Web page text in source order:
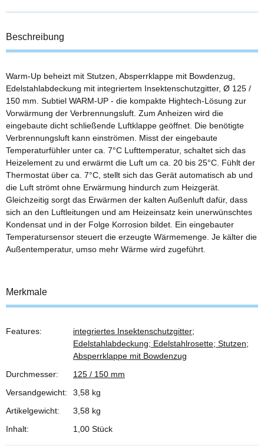
Beschreibung
Warm-Up beheizt mit Stutzen, Absperrklappe mit Bowdenzug,
Edelstahlabdeckung mit integriertem Insektenschutzgitter, Ø 125 /
150 mm. Subtiel WARM-UP - die kompakte Hightech-Lösung zur
Vorwärmung der Verbrennungsluft. Zum Anheizen wird die
eingebaute dicht schließende Luftklappe geöffnet. Die benötigte
Verbrennungsluft kann einströmen. Misst der eingebaute
Temperaturfühler unter ca. 7°C Lufttemperatur, schaltet sich das
Heizelement zu und erwärmt die Luft um ca. 20 bis 25°C. Fühlt der
Thermostat über ca. 7°C, stellt sich das Gerät automatisch ab und
die Luft strömt ohne Erwärmung hindurch zum Heizgerät.
Gleichzeitig sorgt das Erwärmen der kalten Außenluft dafür, dass
sich an den Luftleitungen und am Heizeinsatz kein unerwünschtes
Kondensat und in der Folge Korrosion bildet. Ein eingebauter
Temperatursensor steuert die erzeugte Wärmemenge. Je kälter die
Außentemperatur, umso mehr Wärme wird zugeführt.
Merkmale
Produkteigenschaft
Wert
Features:
integriertes Insektenschutzgitter;
Edelstahlabdeckung; Edelstahlrosette; Stutzen;
Absperrklappe mit Bowdenzug
Durchmesser:
125 / 150 mm
Versandgewicht:
3,58 kg
Artikelgewicht:
3,58 kg
Inhalt:
1,00 Stück